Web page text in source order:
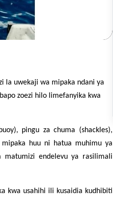
la uwekaji wa mipaka ndani ya
zoezi hilo limefanyika kwa
pingu za chuma (shackles),
mipaka huu ni hatua muhimu ya
matumizi endelevu ya rasilimali
kwa usahihi ili kusaidia kudhibiti